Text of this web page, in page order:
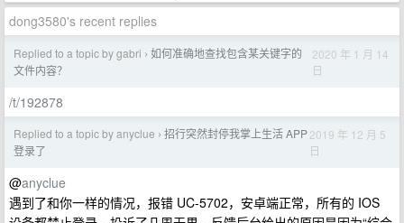
dong3580's recent replies
Replied to a topic by gabri › 如何准确地查找包含某关键字的
文件内容？
2020 年 1 月 14
日
/t/192878
Replied to a topic by anyclue › 招行突然封停我掌上生活 APP
登录了
2019 年 12 月 5
日
@anyclue
遇到了和你一样的情况，报错 UC-5702，安卓端正常，所有的 IOS